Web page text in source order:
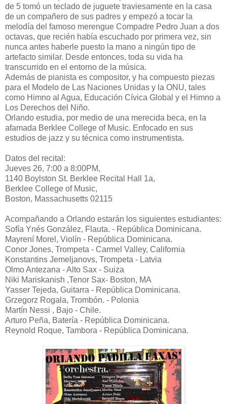
de 5 tomó un teclado de juguete traviesamente en la casa
de un compañero de sus padres y empezó a tocar la
melodía del famoso merengue Compadre Pedro Juan a dos
octavas, que recién había escuchado por primera vez, sin
nunca antes haberle puesto la mano a ningún tipo de
artefacto similar. Desde entonces, toda su vida ha
transcurrido en el entorno de la música.
Además de pianista es compositor, y ha compuesto piezas
para el Modelo de Las Naciones Unidas y la ONU, tales
como Himno al Agua, Educación Cívica Global y el Himno a
Los Derechos del Niño.
Orlando estudia, por medio de una merecida beca, en la
afamada Berklee College of Music. Enfocado en sus
estudios de jazz y su técnica como instrumentista.
Datos del recital:
Jueves 26, 7:00 a 8:00PM,
1140 Boylston St. Berklee Recital Hall 1a,
Berklee College of Music,
Boston, Massachusetts 02115
Acompañando a Orlando estarán los siguientes estudiantes:
Sofía Ynés González, Flauta. - República Dominicana.
Mayrení Morel, Violín - República Dominicana.
Conor Jones, Trompeta - Carmel Valley, California
Konstantins Jemeljanovs, Trompeta - Latvia
Olmo Antezana - Alto Sax - Suiza
Niki Mariskanish ,Tenor Sax- Boston, MA
Yasser Tejeda, Guitarra - República Dominicana.
Grzegorz Rogala, Trombón. - Polonia
Martín Nessi , Bajo - Chile.
Arturo Peña, Batería - República Dominicana.
Reynold Roque, Tambora - República Dominicana.